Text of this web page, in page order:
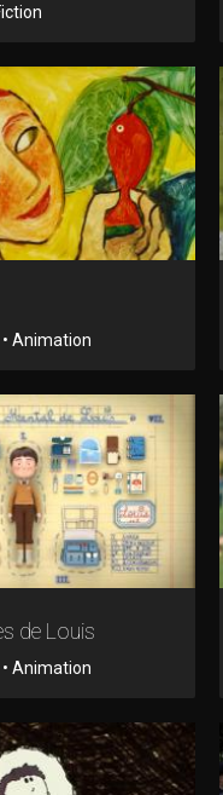
• Animation
de Louis
• Animation